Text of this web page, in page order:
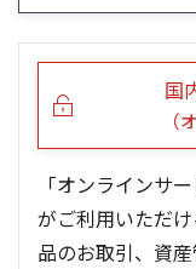
国
（
「オンラインサ
がご利用いただ
品のお取引、資